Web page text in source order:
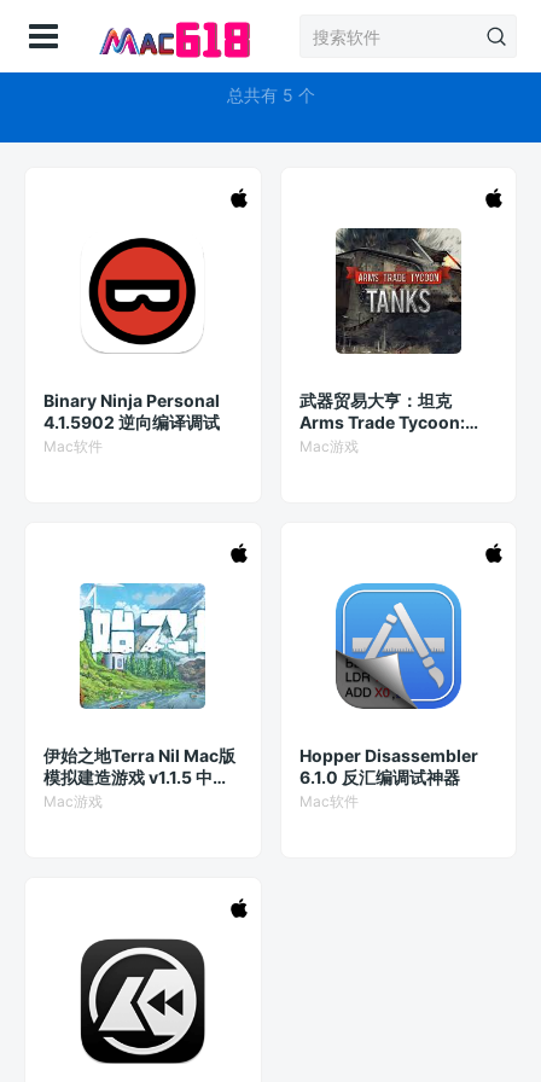
逆向
总共有 5 个
Binary Ninja Personal
4.1.5902 逆向编译调试
Mac软件
武器贸易大亨：坦克
Arms Trade Tycoon:
Tanks Mac版 模拟经营游
Mac游戏
伊始之地Terra Nil Mac版
模拟建造游戏 v1.1.5 中文
原生版
Mac游戏
Hopper Disassembler
6.1.0 反汇编调试神器
Mac软件